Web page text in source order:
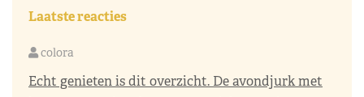
Laatste reacties
colora
Echt genieten is dit overzicht. De avondjurk met